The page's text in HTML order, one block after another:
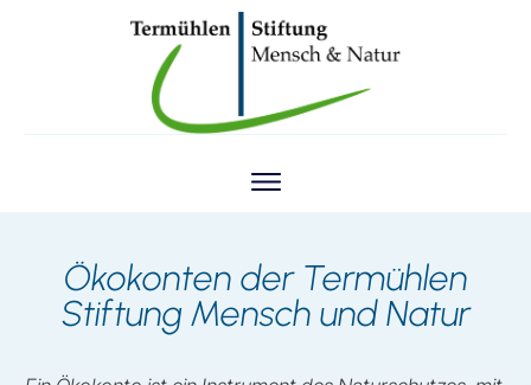
Ökokonten der Termühlen
Stiftung Mensch und Natur